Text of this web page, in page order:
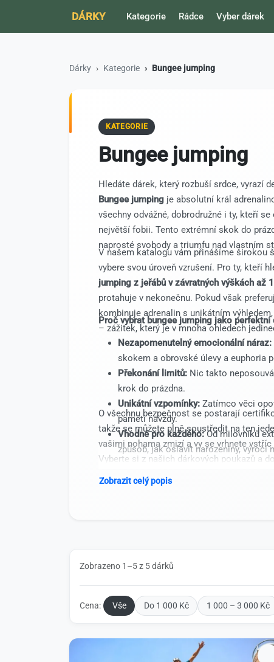
DÁRKY Kategorie Rádce Vyber dárek
Dárky Kategorie Bungee jumping
KATEGORIE
Bungee jumping
Hledáte dárek, který rozbuší srdce, vyrazí
Bungee jumping je absolutní král
všechny odvážné, dobrodružné i ty, kteří
největší fobii. Tento extrémní skok do
naprosté svobody a triumfu nad vlastním
V našem katalogu vám přinášíme širokou
vybere svou úroveň vzrušení. Pro ty, kteří
jumping z jeřábů v závratných výškách až
protahuje v nekonečnu. Pokud však
kombinuje adrenalin s unikátním
– zážitek, který je v mnoha ohledech
Proč vybrat bungee jumping jako perfektní
Nezapomenutelný emocionální náraz:
skokem a obrovské úlevy a euphoria
Překonání limitů: Nic takto
krok do prázdna.
Unikátní vzpomínky: Zatímco věci
paměti navždy.
Vhodné pro každého:Od milovníků
způsob, jak oslavit narozeniny, výročí
O všechnu bezpečnost se postarají
takže se můžete plně soustředit na ten
vašimi nohama zmizí a vy se vrhnete vstříc
Vyberte si z našich dárkových poukazů a
o kterém budou vyprávět ještě roky.
Zobrazit celý popis
Zobrazeno 1–5 z 5 dárků
Cena: Vše Do 1 000 Kč 1 000 – 3 000 Kč